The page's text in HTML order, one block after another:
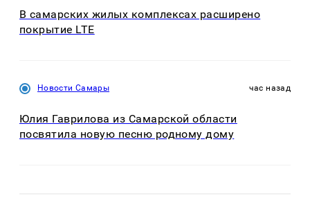
В самарских жилых комплексах расширено
покрытие LTE
Новости Самары час назад
Юлия Гаврилова из Самарской области
посвятила новую песню родному дому